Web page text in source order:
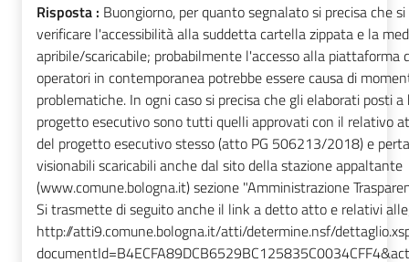
Risposta : Buongiorno, per quanto segnalato si precisa che
verificare l'accessibilità alla suddetta cartella zippata e la
apribile/scaricabile; probabilmente l'accesso alla piattaforma
operatori in contemporanea potrebbe essere causa di
problematiche. In ogni caso si precisa che gli elaborati posti a
progetto esecutivo sono tutti quelli approvati con il relativo
del progetto esecutivo stesso (atto PG 506213/2018) e
visionabili scaricabili anche dal sito della stazione appaltante
(www.comune.bologna.it) sezione "Amministrazione
Si trasmette di seguito anche il link a detto atto e relativi
http://atti9.comune.bologna.it/atti/determine.nsf/